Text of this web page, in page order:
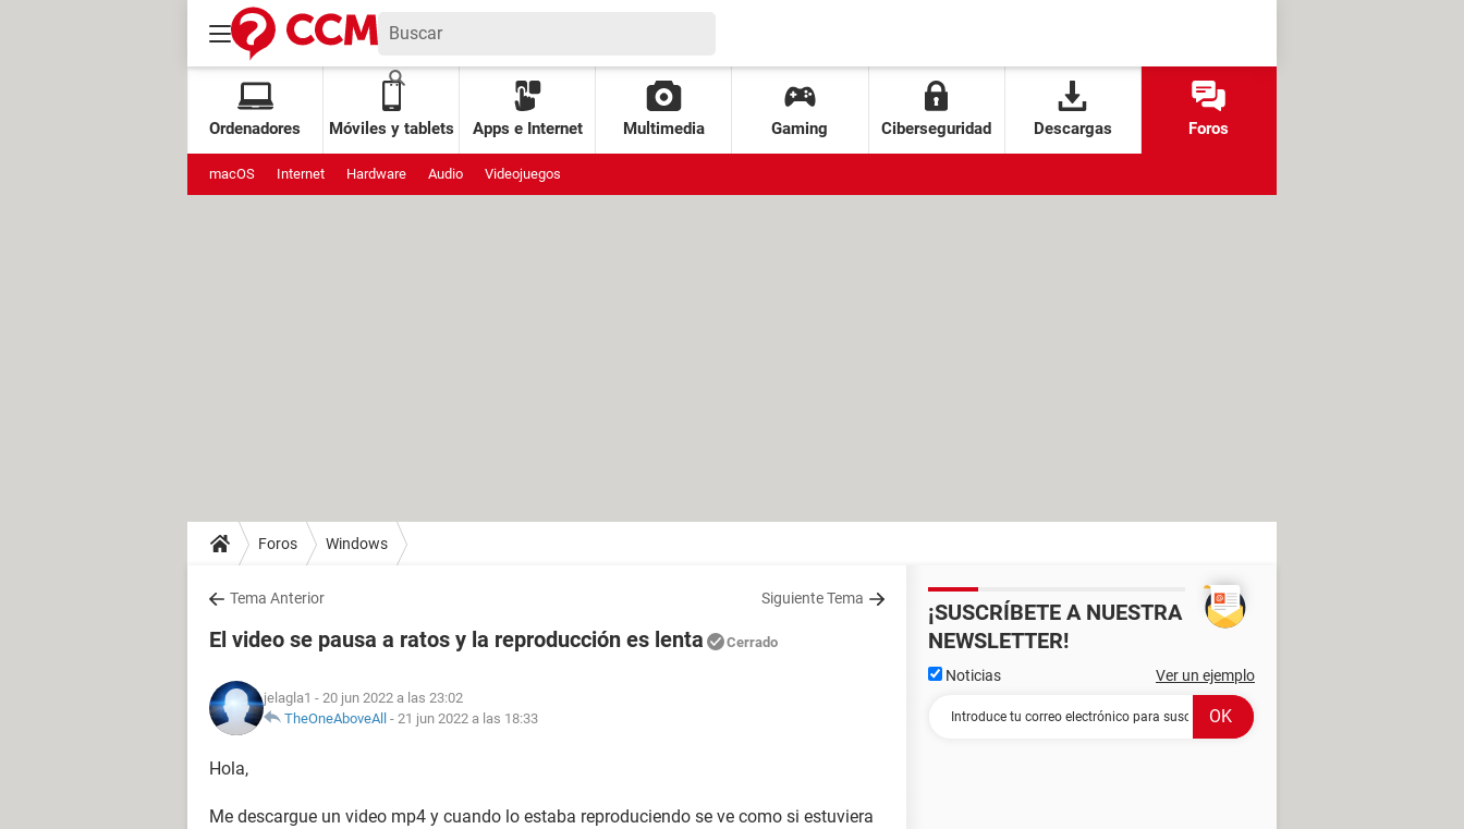
Ordenadores Móviles y tablets Apps e Internet Multimedia Gaming Ciberseguridad Descargas Foros
macOS Internet Hardware Audio Videojuegos
Foros Windows
Tema Anterior Siguiente Tema
El video se pausa a ratos y la reproducción es lenta Cerrado
jelagla1 - 20 jun 2022 a las 23:02
TheOneAboveAll - 21 jun 2022 a las 18:33
Hola,
Me descargue un video mp4 y cuando lo estaba reproduciendo se ve como si estuviera
¡SUSCRÍBETE A NUESTRA
NEWSLETTER!
Noticias Ver un ejemplo